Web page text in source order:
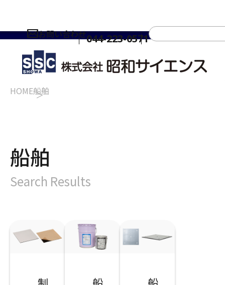
お問い合わせ044-223-0571
HOME船舶
船舶
Search Results